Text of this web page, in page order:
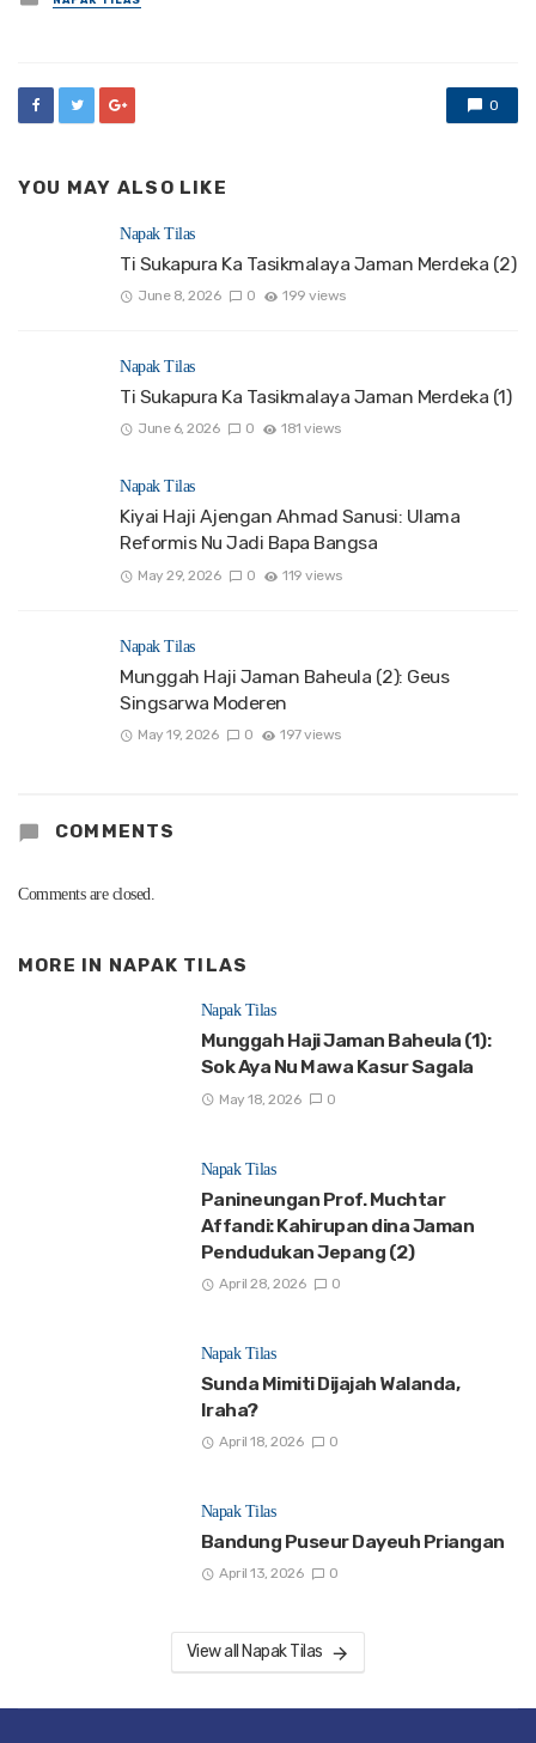
in
0
YOU MAY ALSO LIKE
Napak Tilas
Ti Sukapura Ka Tasikmalaya Jaman Merdeka (2)
June 8, 2026 0 199 views
Napak Tilas
Ti Sukapura Ka Tasikmalaya Jaman Merdeka (1)
June 6, 2026 0 181 views
Napak Tilas
Kiyai Haji Ajengan Ahmad Sanusi: Ulama
Reformis Nu Jadi Bapa Bangsa
May 29, 2026 0 119 views
Napak Tilas
Munggah Haji Jaman Baheula (2): Geus
Singsarwa Moderen
May 19, 2026 0 197 views
COMMENTS
Comments are closed.
MORE IN NAPAK TILAS
Napak Tilas
Munggah Haji Jaman Baheula (1):
Sok Aya Nu Mawa Kasur Sagala
May 18, 2026 0
Napak Tilas
Panineungan Prof. Muchtar
Affandi: Kahirupan dina Jaman
Pendudukan Jepang (2)
April 28, 2026 0
Napak Tilas
Sunda Mimiti Dijajah Walanda,
Iraha?
April 18, 2026 0
Napak Tilas
Bandung Puseur Dayeuh Priangan
April 13, 2026 0
View all Napak Tilas